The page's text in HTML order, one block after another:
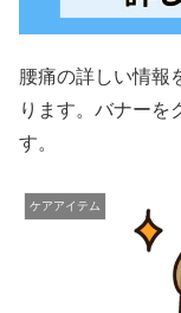
腰痛の詳しい情報
ります。バナーを
す。
ケアアイテム